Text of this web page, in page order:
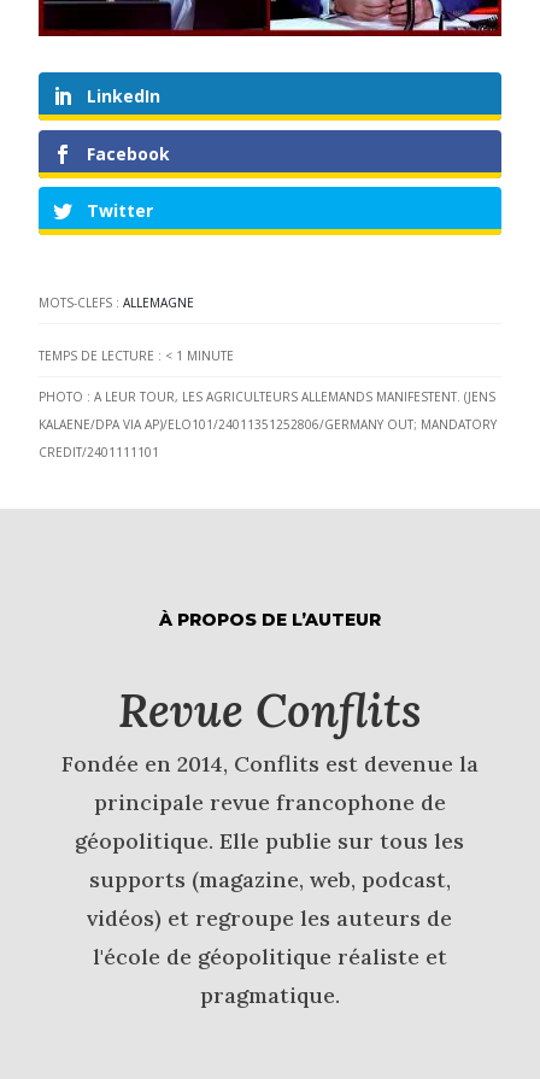
LinkedIn
Facebook
Twitter
MOTS-CLEFS :ALLEMAGNE
TEMPS DE LECTURE : < 1 MINUTE
PHOTO : A LEUR TOUR, LES AGRICULTEURS ALLEMANDS MANIFESTENT. (JENS
KALAENE/DPA VIA AP)/ELO101/24011351252806/GERMANY OUT; MANDATORY
CREDIT/2401111101
À PROPOS DE L’AUTEUR
Revue Conflits
Fondée en 2014, Conflits est devenue la
principale revue francophone de
géopolitique. Elle publie sur tous les
supports (magazine, web, podcast,
vidéos) et regroupe les auteurs de
l'école de géopolitique réaliste et
pragmatique.